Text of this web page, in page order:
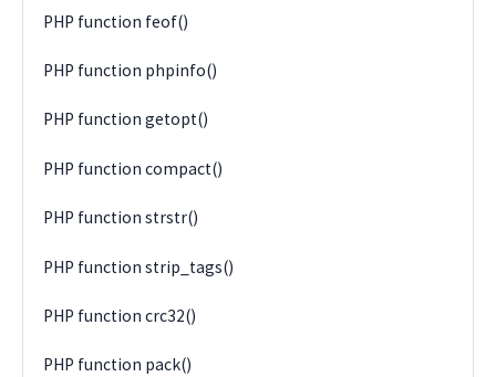
PHP function feof()
PHP function phpinfo()
PHP function getopt()
PHP function compact()
PHP function strstr()
PHP function strip_tags()
PHP function crc32()
PHP function pack()